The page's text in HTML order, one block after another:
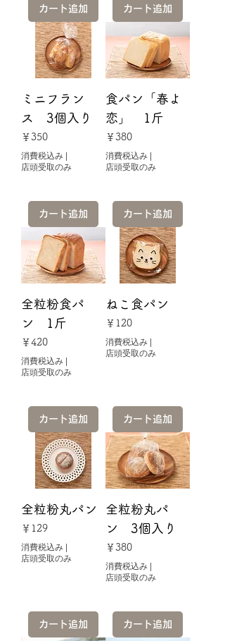
カート追加 カート追加
ミニフラン
ス 3個入り
価格
￥350
消費税込み
店頭受取のみ
カート追加
食パン「春よ
恋」 1斤
価格
￥380
消費税込み
店頭受取のみ
カート追加
全粒粉食パ
ン 1斤
価格
￥420
消費税込み
店頭受取のみ
カート追加
ねこ食パン
価格
￥120
消費税込み
店頭受取のみ
カート追加
全粒粉丸パン
価格
￥129
消費税込み
店頭受取のみ
カート追加
全粒粉丸パ
ン 3個入り
価格
￥380
消費税込み
店頭受取のみ
カート追加